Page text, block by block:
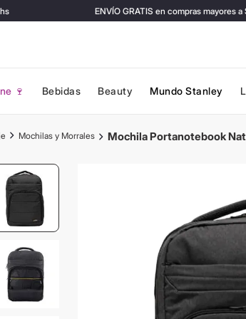
ENVÍO GRATIS en compras mayores a
🍷 Bebidas Beauty Mundo Stanley
Mochilas y Morrales Mochila Portanotebook